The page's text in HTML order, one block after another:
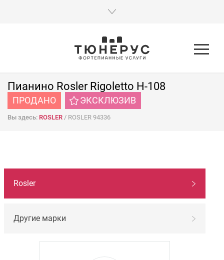
Пианино Rosler Rigoletto H-108
ПРОДАНО ЭКСКЛЮЗИВ
Вы здесь: ROSLER / ROSLER 94336
Rosler
Другие марки